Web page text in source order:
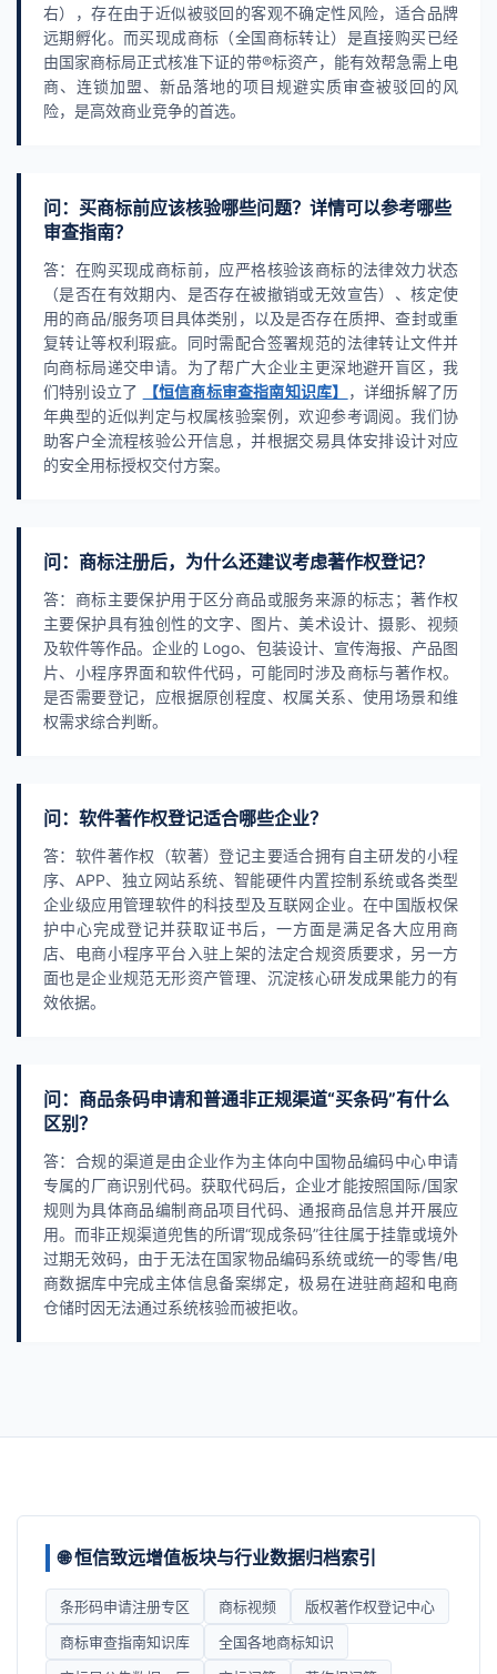
右），存在由于近似被驳回的客观不确定性风险，适合品牌
远期孵化。而买现成商标（全国商标转让）是直接购买已经
由国家商标局正式核准下证的带®标资产，能有效帮急需上电
商、连锁加盟、新品落地的项目规避实质审查被驳回的风
险，是高效商业竞争的首选。
问：买商标前应该核验哪些问题？详情可以参考哪些
审查指南？
答：在购买现成商标前，应严格核验该商标的法律效力状态
（是否在有效期内、是否存在被撤销或无效宣告）、核定使
用的商品/服务项目具体类别，以及是否存在质押、查封或重
复转让等权利瑕疵。同时需配合签署规范的法律转让文件并
向商标局递交申请。为了帮广大企业主更深地避开盲区，我
们特别设立了
【恒信商标审查指南知识库】
，详细拆解了历
年典型的近似判定与权属核验案例，欢迎参考调阅。我们协
助客户全流程核验公开信息，并根据交易具体安排设计对应
的安全用标授权交付方案。
问：商标注册后，为什么还建议考虑著作权登记？
答：商标主要保护用于区分商品或服务来源的标志；著作权
主要保护具有独创性的文字、图片、美术设计、摄影、视频
及软件等作品。企业的 Logo、包装设计、宣传海报、产品图
片、小程序界面和软件代码，可能同时涉及商标与著作权。
是否需要登记，应根据原创程度、权属关系、使用场景和维
权需求综合判断。
问：软件著作权登记适合哪些企业？
答：软件著作权（软著）登记主要适合拥有自主研发的小程
序、APP、独立网站系统、智能硬件内置控制系统或各类型
企业级应用管理软件的科技型及互联网企业。在中国版权保
护中心完成登记并获取证书后，一方面是满足各大应用商
店、电商小程序平台入驻上架的法定合规资质要求，另一方
面也是企业规范无形资产管理、沉淀核心研发成果能力的有
效依据。
问：商品条码申请和普通非正规渠道“买条码”有什么
区别？
答：合规的渠道是由企业作为主体向中国物品编码中心申请
专属的厂商识别代码。获取代码后，企业才能按照国际/国家
规则为具体商品编制商品项目代码、通报商品信息并开展应
用。而非正规渠道兜售的所谓“现成条码”往往属于挂靠或境外
过期无效码，由于无法在国家物品编码系统或统一的零售/电
商数据库中完成主体信息备案绑定，极易在进驻商超和电商
仓储时因无法通过系统核验而被拒收。
🌐 恒信致远增值板块与行业数据归档索引
条形码申请注册专区 商标视频
版权著作权登记中心
商标审查指南知识库
全国各地商标知识